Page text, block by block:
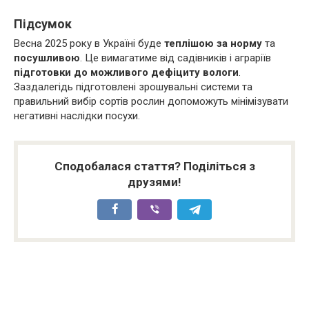
Підсумок
Весна 2025 року в Україні буде теплішою за норму та
посушливою. Це вимагатиме від садівників і аграріїв
підготовки до можливого дефіциту вологи.
Заздалегідь підготовлені зрошувальні системи та
правильний вибір сортів рослин допоможуть мінімізувати
негативні наслідки посухи.
Сподобалася стаття? Поділіться з
друзями!